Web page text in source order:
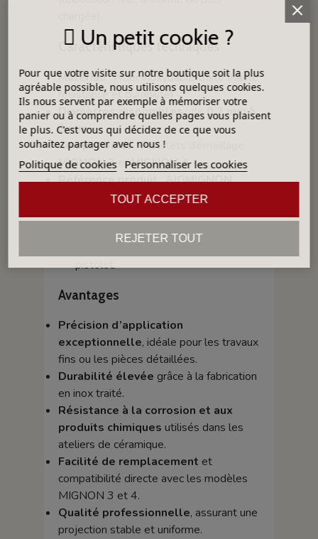
Caractéristiques techniques
Matériau: Acier inoxydable traité (haute
résistance et durabilité)
Diamètres disponibles: de0,2 mm à
2 mm
Compatibilité: Pistolets d’émaillage
MIGNON 3etMIGNON 4
Référence produit:AIGMIGNON
Merci depréciser le diamètre
souhaitéau moment de la
commande pour garantir la
pistolet.
Avantages
Précision d’application
exceptionnelle, idéale pour les travaux
fins ou les pièces détaillées.
Durabilité élevée grâce à la fabrication
en inox traité.
Résistance à la corrosion et aux
produits chimiques utilisés dans les
ateliers de céramique.
Facilité de remplacement et
compatibilité directe avec les modèles
MIGNON 3 et 4.
Qualité professionnelle, assurant une
projection stable et uniforme.
Un petit cookie ?
Pour que votre visite sur notre boutique soit la plus
agréable possible, nous utilisons quelques cookies.
Ils nous servent par exemple à mémoriser votre
panier ou à comprendre quelles pages vous plaisent
le plus. C'est vous qui décidez de ce que vous
souhaitez partager avec nous !
Politique de cookies Personnaliser les cookies
REJETER TOUT
TOUT ACCEPTER